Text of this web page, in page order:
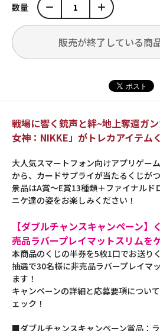
数量
販売が終了している商
戦場に響く銃声と絆~地上奪還ガ
女神：NIKKE」がトレカアイテム
大人気スマートフォン向けアプリゲー
から、カードサプライが当たるくじが
景品はA賞～E賞13種類＋ファイナルド
ニケ達の姿をお楽しみください！
【ダブルチャンスキャンペーン】
売品ラバープレイマットスリムを
本商品のくじの半券を5枚1口でお送りく
抽選で30名様に非売品ラバープレイマ
ます！
キャンペーンの詳細と応募要項につい
ェック！
■ダブルチャンスキャンペーン賞品：